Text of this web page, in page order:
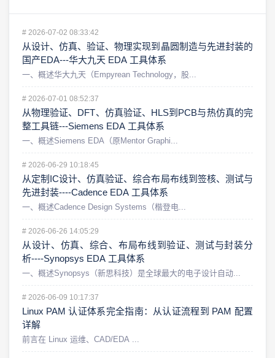
# 2026-07-02 08:33:42
从设计、仿真、验证、物理实现到晶圆制造与先进封装的
国产EDA---华大九天 EDA 工具体系
一、概述华大九天（Empyrean Technology，股...
# 2026-07-01 08:52:37
从物理验证、DFT、仿真验证、HLS到PCB与热仿真的完
整工具链---Siemens EDA 工具体系
一、概述Siemens EDA（原Mentor Graphi...
# 2026-06-29 10:18:45
从定制IC设计、仿真验证、综合布局布线到签核、测试与
先进封装----Cadence EDA 工具体系
一、概述Cadence Design Systems（楷登电...
# 2026-06-26 14:05:29
从设计、仿真、综合、布局布线到验证、测试与封装分
析----Synopsys EDA 工具体系
一、概述Synopsys（新思科技）是全球最大的电子设计自动...
# 2026-06-09 10:17:37
Linux PAM 认证体系完全指南：从认证流程到 PAM 配置
详解
前言在 Linux 运维、CAD/EDA ...